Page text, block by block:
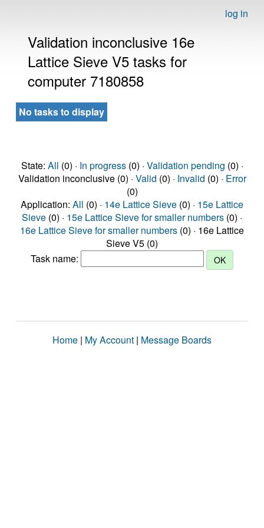
log in
Validation inconclusive 16e
Lattice Sieve V5 tasks for
computer 7180858
No tasks to display
State: All (0) · In progress(0) · Validation pending (0) ·
Validation inconclusive (0) · Valid (0) · Invalid (0) · Error
(0)
Application: All (0) · 14e Lattice Sieve (0) · 15e Lattice
Sieve (0) · 15e Lattice Sieve for smaller numbers (0) ·
16e Lattice Sieve for smaller numbers (0) · 16e Lattice
Sieve V5 (0)
Task name:
Home | My Account | Message Boards